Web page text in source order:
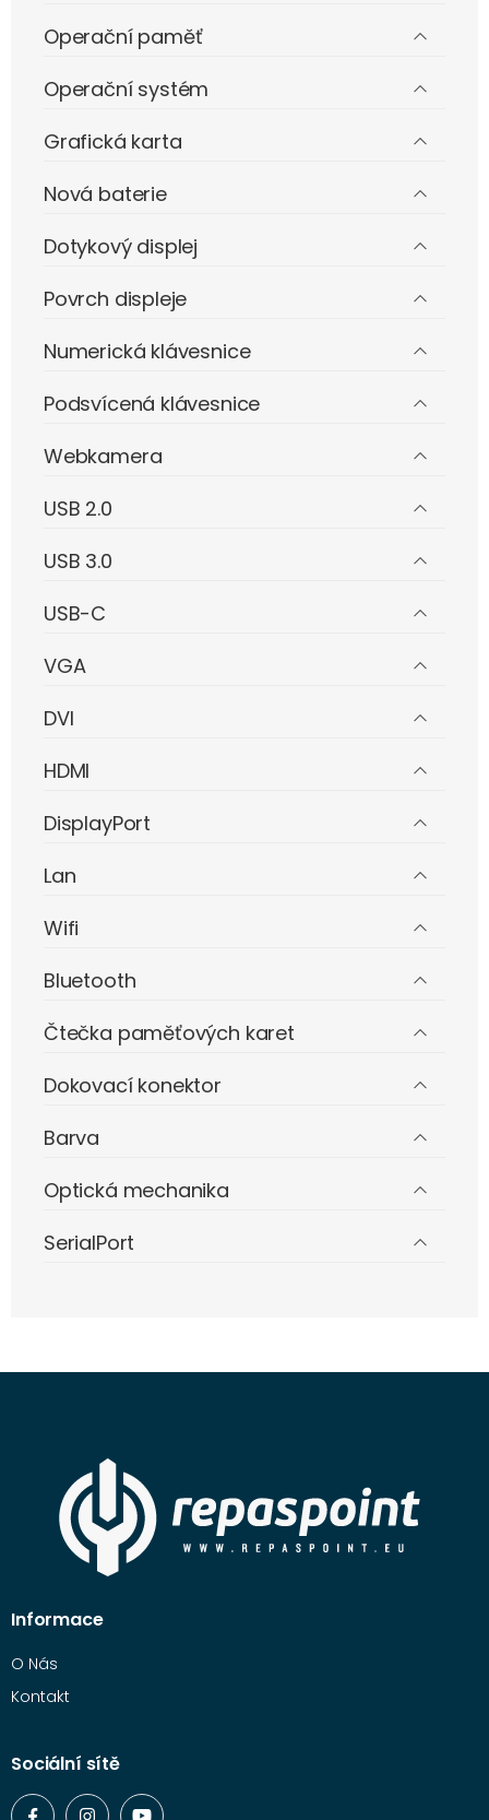
Operační paměť
Operační systém
Grafická karta
Nová baterie
Dotykový displej
Povrch displeje
Numerická klávesnice
Podsvícená klávesnice
Webkamera
USB 2.0
USB 3.0
USB-C
VGA
DVI
HDMI
DisplayPort
Lan
Wifi
Bluetooth
Čtečka paměťových karet
Dokovací konektor
Barva
Optická mechanika
SerialPort
Informace
O Nás
Kontakt
Sociální sítě